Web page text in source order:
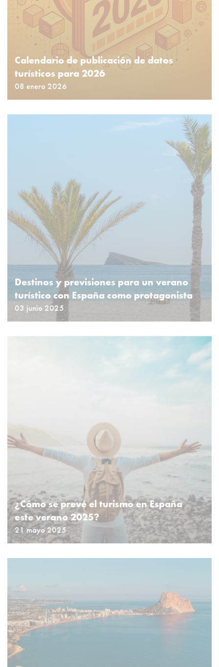
Calendario de publicación de datos
turísticos para 2026
08 enero 2026
Destinos y previsiones para un verano
turístico con España como protagonista
03 junio 2025
¿Cómo se prevé el turismo en España
este verano 2025?
21 mayo 2025